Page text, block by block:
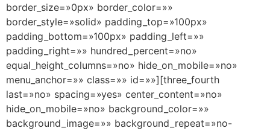
border_size=»0px» border_color=»»
border_style=»solid» padding_top=»100px»
padding_bottom=»100px» padding_left=»»
padding_right=»» hundred_percent=»no»
equal_height_columns=»no» hide_on_mobile=»no»
menu_anchor=»» class=»» id=»»][three_fourth
last=»no» spacing=»yes» center_content=»no»
hide_on_mobile=»no» background_color=»»
background_image=»» background_repeat=»no-